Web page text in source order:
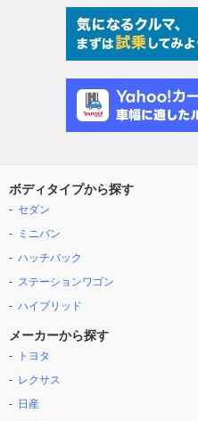
ボディタイプから探す
セダン
ミニバン
ハッチバック
ステーションワゴン
ハイブリッド
メーカーから探す
トヨタ
レクサス
日産